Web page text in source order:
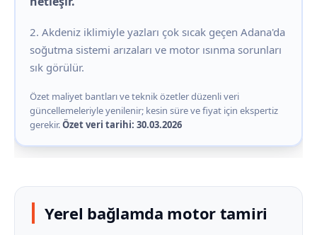
2. Akdeniz iklimiyle yazları çok sıcak geçen Adana'da
soğutma sistemi arızaları ve motor ısınma sorunları
sık görülür.
Özet maliyet bantları ve teknik özetler düzenli veri
güncellemeleriyle yenilenir; kesin süre ve fiyat için ekspertiz
gerekir.Özet veri tarihi: 30.03.2026
Yerel bağlamda motor tamiri